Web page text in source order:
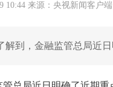
10:44 来源：央视新闻客户端
到，金融监管总局近日